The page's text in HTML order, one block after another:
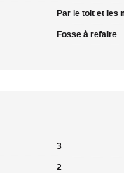
Par le toit et les
Fosse à refaire
3
2